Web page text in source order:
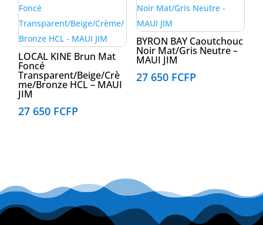
LOCAL KINE Brun Mat
Foncé
Transparent/Beige/Crè
me/Bronze HCL – MAUI
JIM
27 650 FCFP
BYRON BAY Caoutchouc
Noir Mat/Gris Neutre –
MAUI JIM
27 650 FCFP